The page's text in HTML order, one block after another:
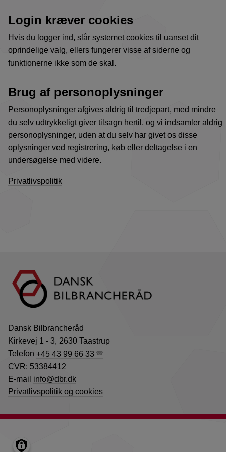
Login kræver cookies
Hvis du logger ind, slår systemet cookies til uanset dit
oprindelige valg, ellers fungerer visse af siderne og
funktionerne ikke som de skal.
Brug af personoplysninger
Personoplysninger afgives aldrig til tredjepart, med mindre
du selv udtrykkeligt giver tilsagn hertil, og vi indsamler aldrig
personoplysninger, uden at du selv har givet os disse
oplysninger ved registrering, køb eller deltagelse i en
undersøgelse med videre.
Privatlivspolitik
Dansk Bilbrancheråd
Kirkevej 1 - 3, 2630 Taastrup
Telefon +45 43 99 66 33
CVR: 53384412
E-mail info@dbr.dk
Privatlivspolitik og cookies